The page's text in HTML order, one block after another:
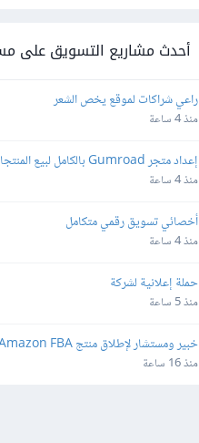
أحدث مشاريع التسويق على
راعي شراكات لموقع يخص الشعر
منذ 4 ساعة
لأمريكا وأوروبا
منذ 4 ساعة
أخصائي تسويق رقمي متكامل
منذ 4 ساعة
حملة إعلانية لشركة
منذ 5 ساعة
الأمريكي (مع التدريب ونقل الخبرة)
منذ 16 ساعة